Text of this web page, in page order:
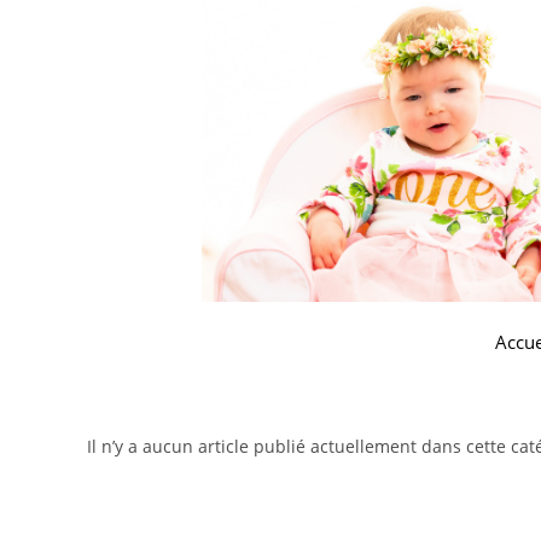
Il n’y a aucun article publié actuellement dans cette